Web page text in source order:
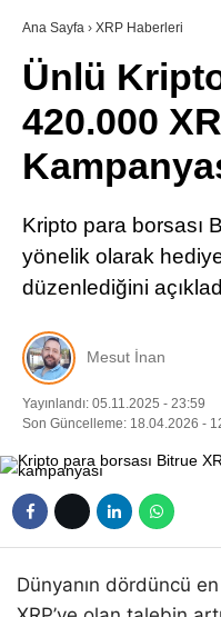
SÖZLÜK
Ana Sayfa › XRP Haberleri
Ünlü
420.000
Kripto para borsası
yönelik olarak
düzenlediğini
Mesut İnan
Yayınlandı: 05.11.2025 - 23:59
Son Güncelleme: 18.04.2026 -
Dünyanın dördüncü